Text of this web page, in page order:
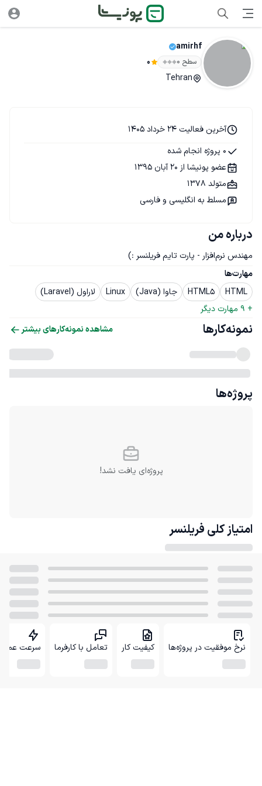
amirhf
سطح ۰ 0
Tehran
درباره من
مهندس نرم‌افزار - پارت تایم فریلنسر :)‌
مهارت‌ها
HTML
HTML5 جاوا (Java) Linux
لاراول (Laravel)
+
9 مهارت دیگر
آخرین فعالیت 24 خرداد 1405
0 پروژه انجام شده
عضو پونیشا از 20 آبان 1395
متولد 1378
مسلط به انگلیسی و فارسی
نمونه‌کارها مشاهده نمونه‌کارهای بیشتر
پروژه‌ها
پروژه‌ای یافت نشد!
امتیاز کلی فریلنسر
نرخ موفقیت در پروژه‌ها کیفیت کار تعامل با کارفرما سرعت عمل